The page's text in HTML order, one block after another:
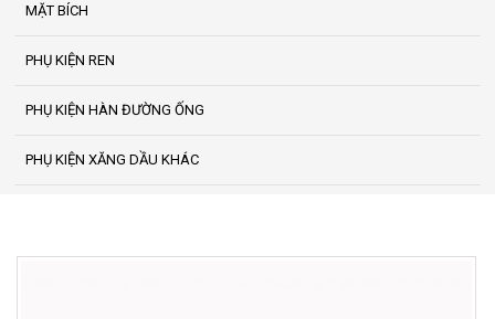
MẶT BÍCH
PHỤ KIỆN REN
PHỤ KIỆN HÀN ĐƯỜNG ỐNG
PHỤ KIỆN XĂNG DẦU KHÁC